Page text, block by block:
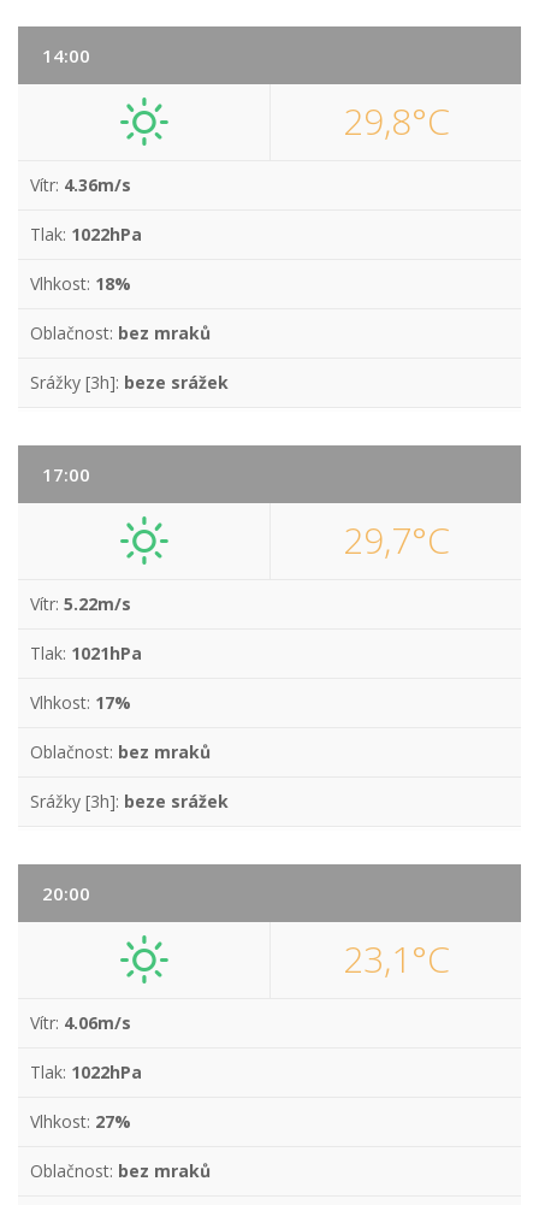
14:00
29,8°C
Vítr: 4.36m/s
Tlak: 1022hPa
Vlhkost: 18%
Oblačnost: bez mraků
Srážky [3h]: beze srážek
17:00
29,7°C
Vítr: 5.22m/s
Tlak: 1021hPa
Vlhkost: 17%
Oblačnost: bez mraků
Srážky [3h]: beze srážek
20:00
23,1°C
Vítr: 4.06m/s
Tlak: 1022hPa
Vlhkost: 27%
Oblačnost: bez mraků